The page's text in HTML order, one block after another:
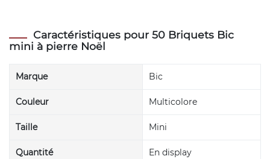
Caractéristiques pour 50 Briquets Bic
mini à pierre Noël
Marque Bic
Couleur Multicolore
Taille Mini
Quantité En display